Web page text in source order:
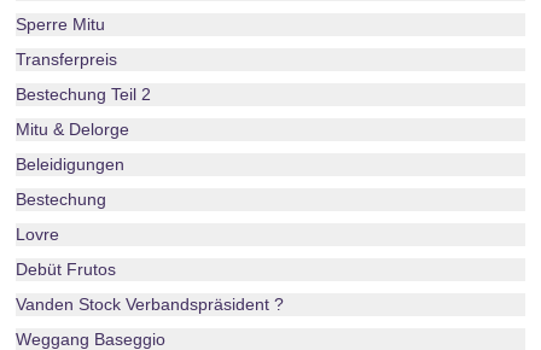
Sperre Mitu
Transferpreis
Bestechung Teil 2
Mitu & Delorge
Beleidigungen
Bestechung
Lovre
Debüt Frutos
Vanden Stock Verbandspräsident ?
Weggang Baseggio